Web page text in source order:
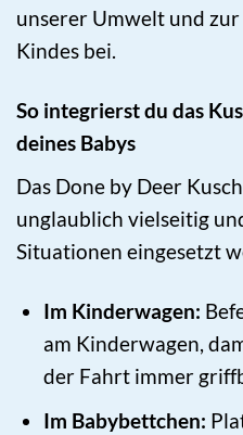
unserer Umwelt und
Kindes bei.
So integrierst du das
deines Babys
Das Done by Deer
unglaublich vielseitig
Situationen eingesetzt
Im Kinderwagen:
am Kinderwagen,
der Fahrt immer
Im Babybettchen: